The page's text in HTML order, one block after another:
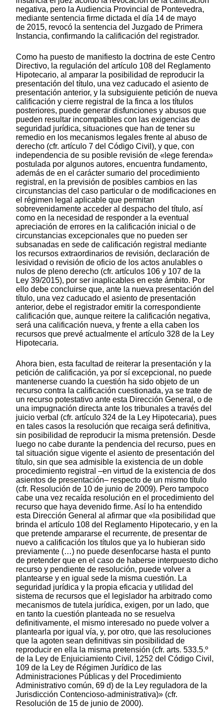
negativa, pero la Audiencia Provincial de Pontevedra,
mediante sentencia firme dictada el día 14 de mayo
de 2015, revocó la sentencia del Juzgado de Primera
Instancia, confirmando la calificación del registrador.
Como ha puesto de manifiesto la doctrina de este Centro
Directivo, la regulación del artículo 108 del Reglamento
Hipotecario, al amparar la posibilidad de reproducir la
presentación del título, una vez caducado el asiento de
presentación anterior, y la subsiguiente petición de nueva
calificación y cierre registral de la finca a los títulos
posteriores, puede generar disfunciones y abusos que
pueden resultar incompatibles con las exigencias de
seguridad jurídica, situaciones que han de tener su
remedio en los mecanismos legales frente al abuso de
derecho (cfr. artículo 7 del Código Civil), y que, con
independencia de su posible revisión de «lege ferenda»
postulada por algunos autores, encuentra fundamento,
además de en el carácter sumario del procedimiento
registral, en la previsión de posibles cambios en las
circunstancias del caso particular o de modificaciones en
el régimen legal aplicable que permitan
sobrevenidamente acceder al despacho del título, así
como en la necesidad de responder a la eventual
apreciación de errores en la calificación inicial o de
circunstancias excepcionales que no pueden ser
subsanadas en sede de calificación registral mediante
los recursos extraordinarios de revisión, declaración de
lesividad o revisión de oficio de los actos anulables o
nulos de pleno derecho (cfr. artículos 106 y 107 de la
Ley 39/2015), por ser inaplicables en este ámbito. Por
ello debe concluirse que, ante la nueva presentación del
título, una vez caducado el asiento de presentación
anterior, debe el registrador emitir la correspondiente
calificación que, aunque reitere la calificación negativa,
será una calificación nueva, y frente a ella caben los
recursos que prevé actualmente el artículo 328 de la Ley
Hipotecaria.
Ahora bien, esta facultad de reiterar la presentación y la
petición de calificación, ya por sí excepcional, no puede
mantenerse cuando la cuestión ha sido objeto de un
recurso contra la calificación cuestionada, ya se trate de
un recurso potestativo ante esta Dirección General, o de
una impugnación directa ante los tribunales a través del
juicio verbal (cfr. artículo 324 de la Ley Hipotecaria), pues
en tales casos la resolución que recaiga será definitiva,
sin posibilidad de reproducir la misma pretensión. Desde
luego no cabe durante la pendencia del recurso, pues en
tal situación sigue vigente el asiento de presentación del
título, sin que sea admisible la existencia de un doble
procedimiento registral –en virtud de la existencia de dos
asientos de presentación– respecto de un mismo título
(cfr. Resolución de 10 de junio de 2009). Pero tampoco
cabe una vez recaída resolución en el procedimiento del
recurso que haya devenido firme. Así lo ha entendido
esta Dirección General al afirmar que «la posibilidad que
brinda el artículo 108 del Reglamento Hipotecario, y en la
que pretende ampararse el recurrente, de presentar de
nuevo a calificación los títulos que ya lo hubieran sido
previamente (…) no puede desenfocarse hasta el punto
de pretender que en el caso de haberse interpuesto dicho
recurso y pendiente de resolución, puede volver a
plantearse y en igual sede la misma cuestión. La
seguridad jurídica y la propia eficacia y utilidad del
sistema de recursos que el legislador ha arbitrado como
mecanismos de tutela jurídica, exigen, por un lado, que
en tanto la cuestión planteada no se resuelva
definitivamente, el mismo interesado no puede volver a
plantearla por igual vía, y, por otro, que las resoluciones
que la agoten sean definitivas sin posibilidad de
reproducir en ella la misma pretensión (cfr. arts. 533.5.º
de la Ley de Enjuiciamiento Civil, 1252 del Código Civil,
109 de la Ley de Régimen Jurídico de las
Administraciones Públicas y del Procedimiento
Administrativo común, 69 d) de la Ley reguladora de la
Jurisdicción Contencioso-administrativa)» (cfr.
Resolución de 15 de junio de 2000).